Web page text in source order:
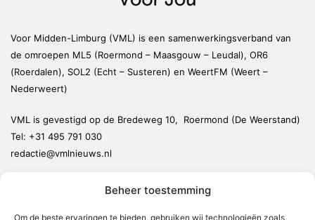
Beheer toestemming
Om de beste ervaringen te bieden, gebruiken wij technologieën zoals
Voor Midden-Limburg (VML) is een samenwerkingsverband van
de omroepen ML5 (Roermond – Maasgouw – Leudal), OR6
(Roerdalen), SOL2 (Echt – Susteren) en WeertFM (Weert –
Nederweert)
VML is gevestigd op de Bredeweg 10, Roermond (De Weerstand)
Tel: +31 495 791 030
redactie@vmlnieuws.nl